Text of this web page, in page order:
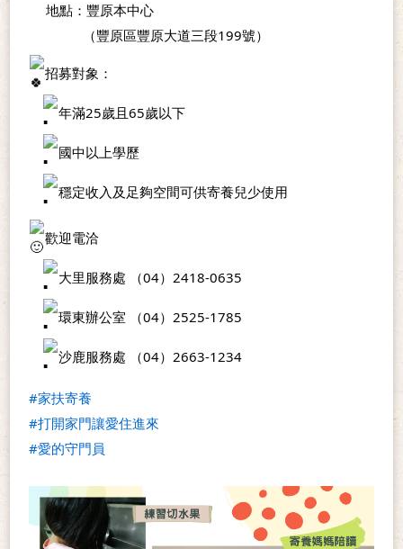
地點：豐原本中心
（豐原區豐原大道三段199號）
招募對象：
年滿25歲且65歲以下
國中以上學歷
穩定收入及足夠空間可供寄養兒少使用
歡迎電洽
大里服務處 （04）2418-0635
環東辦公室 （04）2525-1785
沙鹿服務處 （04）2663-1234
#家扶寄養
#打開家門讓愛住進來
#愛的守門員